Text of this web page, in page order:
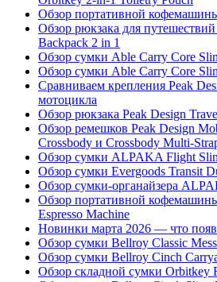
Обзор портативной
Обзор рюкзака для
Backpack 2 in 1
Обзор сумки Able Carry Core
Обзор сумки Able Carry Core
Сравниваем крепления Peak
мотоцикла
Обзор рюкзака Peak Design
Обзор ремешков Peak Design
Crossbody и Crossbody Multi-
Обзор сумки ALPAKA Flight
Обзор сумки Evergoods Transit
Обзор сумки-органайзера
Обзор портативной
Espresso Machine
Новинки марта 2026 — что
Обзор сумки Bellroy Classic
Обзор сумки Bellroy Cinch
Обзор складной сумки Orbitkey